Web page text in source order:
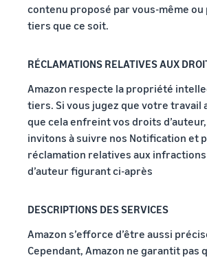
contenu proposé par vous-même ou
tiers que ce soit.
RÉCLAMATIONS RELATIVES AUX
Amazon respecte la propriété
tiers. Si vous jugez que votre travail
que cela enfreint vos droits
invitons à suivre nos Notification et
réclamation relatives aux
d’auteur figurant ci-après
DESCRIPTIONS DES SERVICES
Amazon s’efforce d’être aussi
Cependant, Amazon ne garantit pas